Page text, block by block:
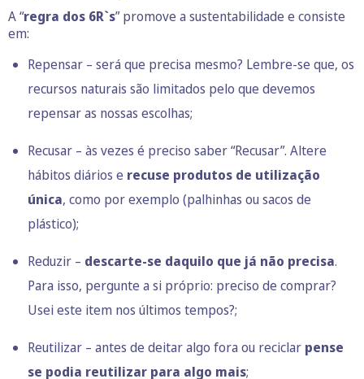
A “regra dos 6R`s” promove a sustentabilidade e consiste
em:
Repensar – será que precisa mesmo? Lembre-se que, os
recursos naturais são limitados pelo que devemos
repensar as nossas escolhas;
Recusar – às vezes é preciso saber “Recusar”. Altere
hábitos diários e recuse produtos de utilização
única, como por exemplo (palhinhas ou sacos de
plástico);
Reduzir – descarte-se daquilo que já não precisa.
Para isso, pergunte a si próprio: preciso de comprar?
Usei este item nos últimos tempos?;
Reutilizar – antes de deitar algo fora ou reciclar pense
se podia reutilizar para algo mais;